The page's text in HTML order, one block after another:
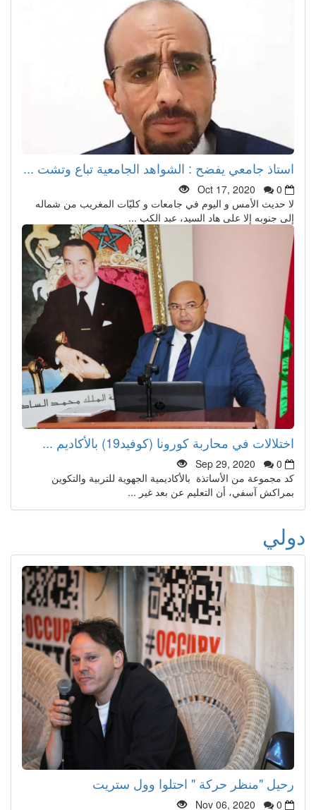
استاذ جامعي يفضح : الشواهد الجامعية تباع وتشت ...
Oct 17, 2020
0
لا حديث الأمس و اليوم في جامعات و كليّات المغريب من شماله
إلى جنوبه إلا على هاد السيد، عبد الكب ...
اختلالات في محاربة كورونا (كوفيد19) بالأكاديم ...
Sep 29, 2020
0
كد مجموعة من الأساتذة بالأكاديمية الجهوية للتربية والتكوين
بمراكش آسفي، أن التعليم عن بعد غير ...
دولي
رحيل "منظر حركة " احتلوا وول ستريت
Nov 06, 2020 0